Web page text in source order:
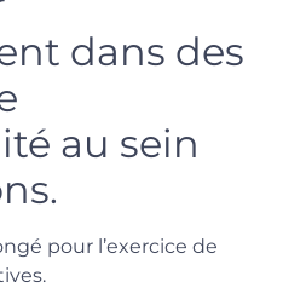
dans des
au sein
pour l’exercice de